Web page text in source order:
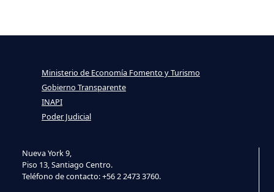
Nueva York 9,
Piso 13, Santiago Centro.
Teléfono de contacto: +56 2 2473 3760.
Ministerio de Economía Fomento y Turismo
Gobierno Transparente
INAPI
Poder Judicial